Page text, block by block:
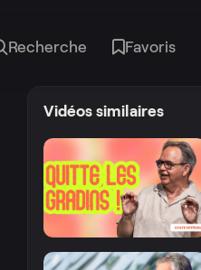
Recherche Favoris
Vidéos similaires